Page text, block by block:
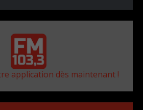
application dès maintenant !